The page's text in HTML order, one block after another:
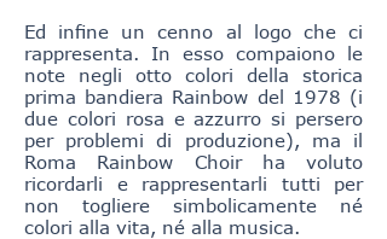
Ed infine un cenno al logo che ci
rappresenta. In esso compaiono le
note negli otto colori della storica
prima bandiera Rainbow del 1978 (i
due colori rosa e azzurro si persero
per problemi di produzione), ma il
Roma Rainbow Choir ha voluto
ricordarli e rappresentarli tutti per
non togliere simbolicamente né
colori alla vita, né alla musica.